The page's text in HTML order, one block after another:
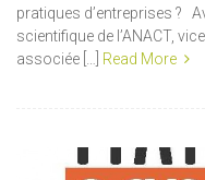
pratiques d’entreprises ?
scientifique de l’ANACT,
associée […] Read More